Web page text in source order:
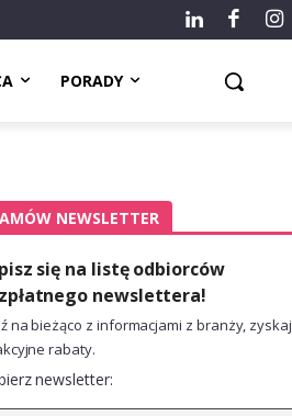
PORADY
NEWSLETTER
się na listę odbiorców
newslettera!
na bieżąco z informacjami z branży, zyskaj
rabaty.
newsletter: